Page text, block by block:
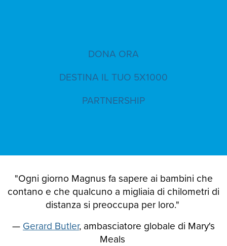
DONA ORA
DESTINA IL TUO 5X1000
PARTNERSHIP
"Ogni giorno Magnus fa sapere ai bambini che
contano e che qualcuno a migliaia di chilometri di
distanza si preoccupa per loro."
— Gerard Butler, ambasciatore globale di Mary's
Meals